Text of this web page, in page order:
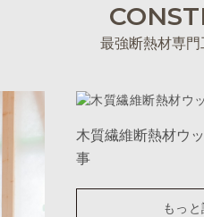
最強断熱材専
木質繊維断熱材ウ
事
もっ